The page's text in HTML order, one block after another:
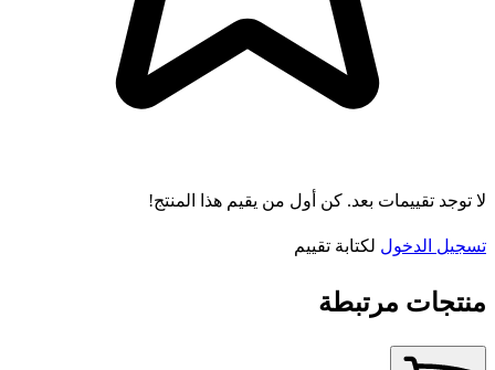
لا توجد تقييمات بعد. كن أول من يقيم هذا المنتج!
تسجيل الدخول لكتابة تقييم
منتجات مرتبطة